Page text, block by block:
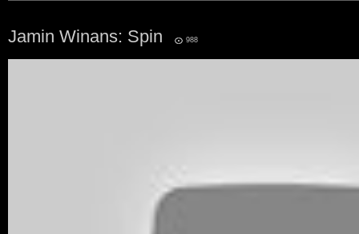
Jamin Winans: Spin 988